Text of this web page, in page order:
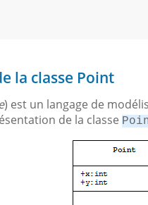
la classe Point
) est un langage de
de la classe